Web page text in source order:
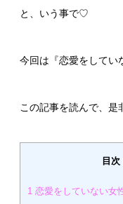
と、いう事で♡
今回は『恋愛をしてい
この記事を読んで、
目次
1 恋愛をしていない女